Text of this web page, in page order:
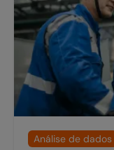
Análise de dados